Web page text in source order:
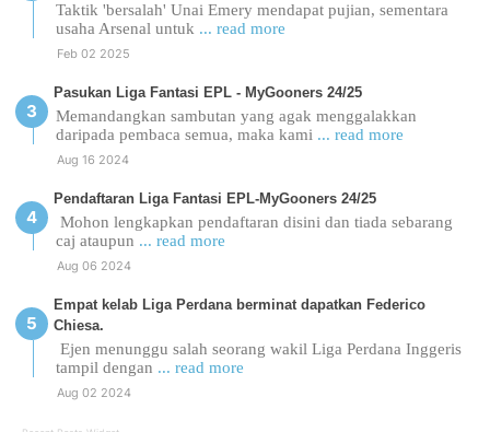
Taktik 'bersalah' Unai Emery mendapat pujian, sementara
usaha Arsenal untuk ... read more
Feb 02 2025
Pasukan Liga Fantasi EPL - MyGooners 24/25
Memandangkan sambutan yang agak menggalakkan
daripada pembaca semua, maka kami ... read more
Aug 16 2024
Pendaftaran Liga Fantasi EPL-MyGooners 24/25
Mohon lengkapkan pendaftaran disini dan tiada sebarang
caj ataupun ... read more
Aug 06 2024
Empat kelab Liga Perdana berminat dapatkan Federico
Chiesa.
Ejen menunggu salah seorang wakil Liga Perdana Inggeris
tampil dengan ... read more
Aug 02 2024